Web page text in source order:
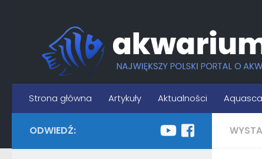
Strona główna Artykuły Aktualności
ODWIEDŹ: